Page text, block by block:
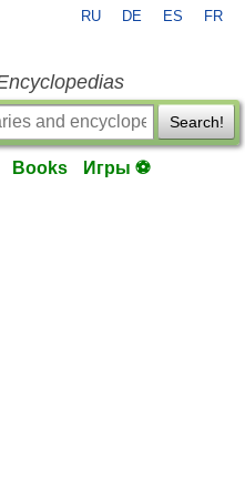
RU DE ES FR
Search!
Books Игры ⚽